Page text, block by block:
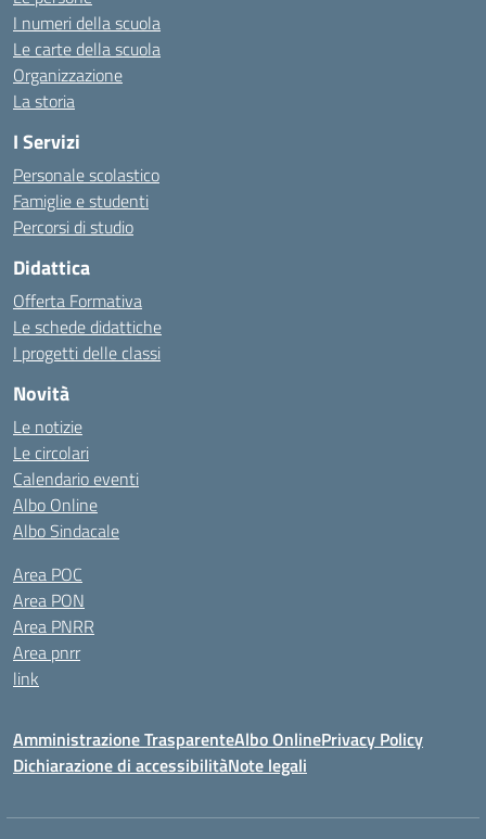
I numeri della scuola
Le carte della scuola
Organizzazione
La storia
I Servizi
Personale scolastico
Famiglie e studenti
Percorsi di studio
Didattica
Offerta Formativa
Le schede didattiche
I progetti delle classi
Novità
Le notizie
Le circolari
Calendario eventi
Albo Online
Albo Sindacale
Area POC
Area PON
Area PNRR
Area pnrr
link
Amministrazione TrasparenteAlbo OnlinePrivacy Policy
Dichiarazione di accessibilitàNote legali